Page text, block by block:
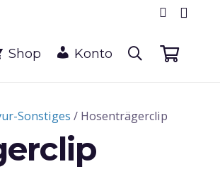
Shop Konto
Sonstiges / Hosenträgerclip